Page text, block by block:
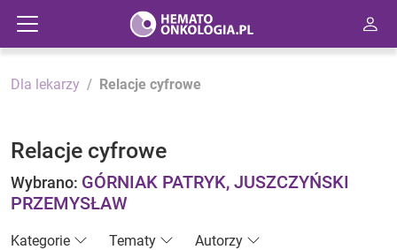
Dla lekarzy Relacje cyfrowe
Relacje cyfrowe
Wybrano: GÓRNIAK PATRYK, JUSZCZYŃSKI
PRZEMYSŁAW
Kategorie Tematy Autorzy